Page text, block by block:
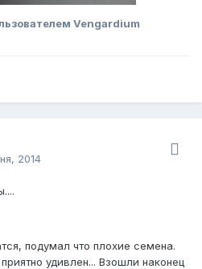
Vengardium
2014
подумал что плохие семена.
удивлен... Взошли наконец